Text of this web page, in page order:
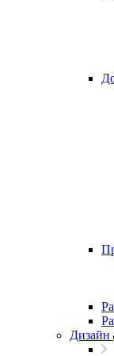
Дизайн